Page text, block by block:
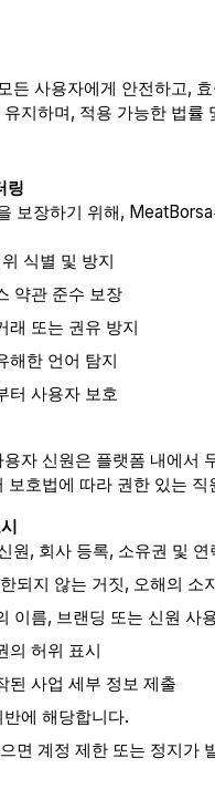
든 사용자에게 안전하고,
지하며, 적용 가능한 법
링
보장하기 위해,
식별 및 방지
약관 준수 보장
래 또는 권유 방지
해한 언어 탐지
터 사용자 보호
자 신원은 플랫폼 내에서
보호법에 따라 권한 있는
원, 회사 등록, 소유권 및
되지 않는 거짓, 오해의
이름, 브랜딩 또는 신원 사
의 허위 표시
된 사업 세부 정보 제출
에 해당합니다.
면 계정 제한 또는 정지가